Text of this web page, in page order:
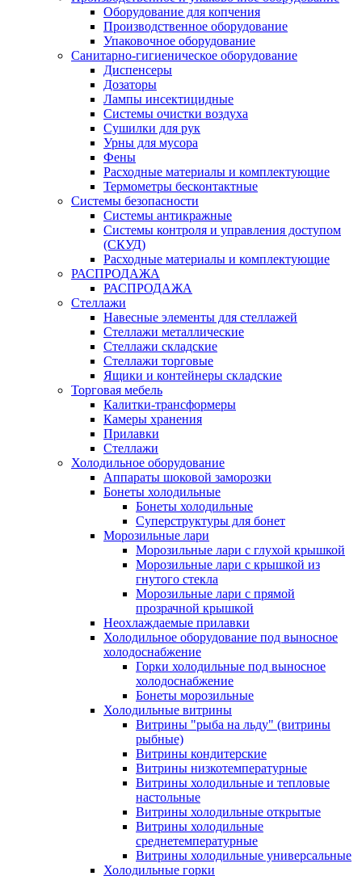
Оборудование для копчения
Производственное оборудование
Упаковочное оборудование
Санитарно-гигиеническое оборудование
Диспенсеры
Дозаторы
Лампы инсектицидные
Системы очистки воздуха
Сушилки для рук
Урны для мусора
Фены
Расходные материалы и комплектующие
Термометры бесконтактные
Системы безопасности
Системы антикражные
Системы контроля и управления доступом
(СКУД)
Расходные материалы и комплектующие
РАСПРОДАЖА
РАСПРОДАЖА
Стеллажи
Навесные элементы для стеллажей
Стеллажи металлические
Стеллажи складские
Стеллажи торговые
Ящики и контейнеры складские
Торговая мебель
Калитки-трансформеры
Камеры хранения
Прилавки
Стеллажи
Холодильное оборудование
Аппараты шоковой заморозки
Бонеты холодильные
Бонеты холодильные
Суперструктуры для бонет
Морозильные лари
Морозильные лари с глухой крышкой
Морозильные лари с крышкой из
гнутого стекла
Морозильные лари с прямой
прозрачной крышкой
Неохлаждаемые прилавки
Холодильное оборудование под выносное
холодоснабжение
Горки холодильные под выносное
холодоснабжение
Бонеты морозильные
Холодильные витрины
Витрины "рыба на льду" (витрины
рыбные)
Витрины кондитерские
Витрины низкотемпературные
Витрины холодильные и тепловые
настольные
Витрины холодильные открытые
Витрины холодильные
среднетемпературные
Витрины холодильные универсальные
Холодильные горки